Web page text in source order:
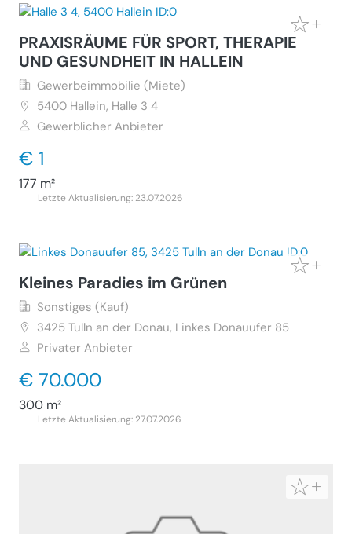
PRAXISRÄUME FÜR SPORT, THERAPIE
UND GESUNDHEIT IN HALLEIN
Gewerbeimmobilie (Miete)
5400 Hallein, Halle 3 4
Gewerblicher Anbieter
€ 1
177 m²
Letzte Aktualisierung: 23.07.2026
Kleines Paradies im Grünen
Sonstiges (Kauf)
3425 Tulln an der Donau, Linkes Donauufer 85
Privater Anbieter
€ 70.000
300 m²
Letzte Aktualisierung: 27.07.2026